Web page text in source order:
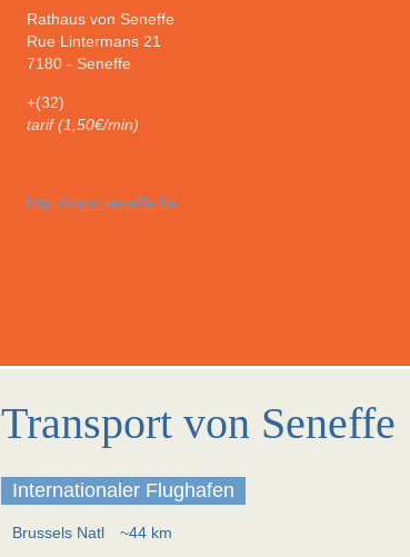
Rathaus von Seneffe
Rue Lintermans 21
7180- Seneffe
+(32)
tarif (1,50€/min)
http://www.seneffe.be
Transport von Seneffe
Internationaler Flughafen
Brussels Natl ~44 km